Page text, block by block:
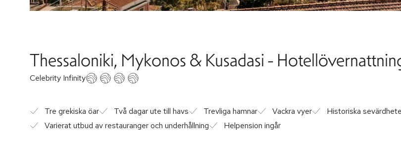
Thessaloniki, Mykonos & Kusadasi -
Celebrity Infinity
Tre grekiska öar Två dagar ute till havs Trevliga hamnar Vackra vyer Historiska
Varierat utbud av restauranger och underhållning
Helpension ingår